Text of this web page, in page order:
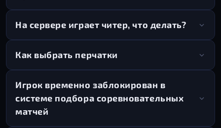
На сервере играет читер, что делать?
Как выбрать перчатки
Игрок временно заблокирован в
системе подбора соревновательных
матчей